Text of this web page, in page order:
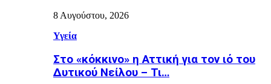
8 Αυγούστου, 2026
Υγεία
Στο «κόκκινο» η Αττική για τον ιό του
Δυτικού Νείλου – Τι…